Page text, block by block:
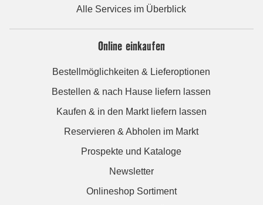
Alle Services im Überblick
Online einkaufen
Bestellmöglichkeiten & Lieferoptionen
Bestellen & nach Hause liefern lassen
Kaufen & in den Markt liefern lassen
Reservieren & Abholen im Markt
Prospekte und Kataloge
Newsletter
Onlineshop Sortiment